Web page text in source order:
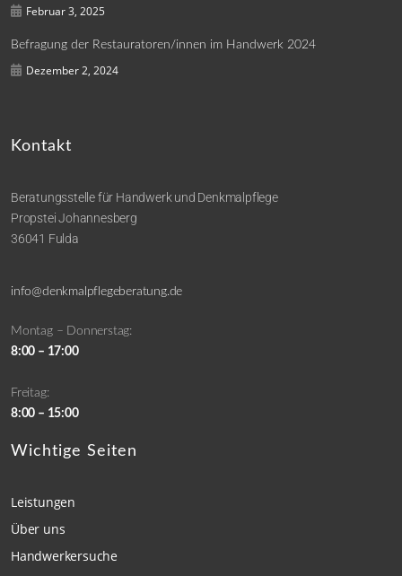
Februar 3, 2025
Befragung der Restauratoren/innen im Handwerk 2024
Dezember 2, 2024
Kontakt
Beratungsstelle für Handwerk und Denkmalpflege
Propstei Johannesberg
36041 Fulda
info@denkmalpflegeberatung.de
Montag – Donnerstag:
8:00 – 17:00
Freitag:
8:00 – 15:00
Wichtige Seiten
Leistungen
Über uns
Handwerkersuche